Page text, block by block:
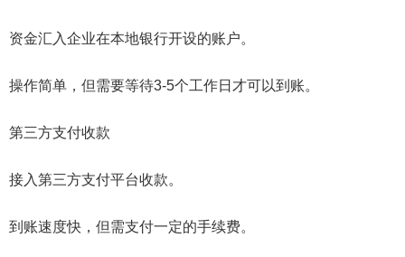
资金汇入企业在本地银行开设的账户。
操作简单，但需要等待3-5个工作日才可以到账。
第三方支付收款
接入第三方支付平台收款。
到账速度快，但需支付一定的手续费。